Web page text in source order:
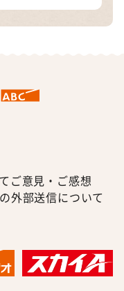
ご意見・ご感想
外部送信について